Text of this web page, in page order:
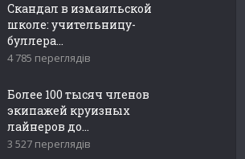
Скандал в измаильской
школе: учительницу-
буллера...
4 785 переглядів
Более 100 тысяч членов
экипажей круизных
лайнеров до...
3 527 переглядів